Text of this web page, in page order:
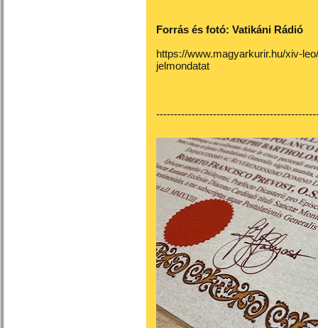
Forrás és fotó: Vatikáni Rádió
https://www.magyarkurir.hu/xiv-
jelmondatat